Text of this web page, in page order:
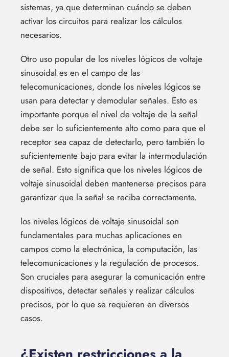
sistemas, ya que determinan cuándo se deben
activar los circuitos para realizar los cálculos
necesarios.
Otro uso popular de los niveles lógicos de voltaje
sinusoidal es en el campo de las
telecomunicaciones, donde los niveles lógicos se
usan para detectar y demodular señales. Esto es
importante porque el nivel de voltaje de la señal
debe ser lo suficientemente alto como para que el
receptor sea capaz de detectarlo, pero también lo
suficientemente bajo para evitar la intermodulación
de señal. Esto significa que los niveles lógicos de
voltaje sinusoidal deben mantenerse precisos para
garantizar que la señal se reciba correctamente.
los niveles lógicos de voltaje sinusoidal son
fundamentales para muchas aplicaciones en
campos como la electrónica, la computación, las
telecomunicaciones y la regulación de procesos.
Son cruciales para asegurar la comunicación entre
dispositivos, detectar señales y realizar cálculos
precisos, por lo que se requieren en diversos
casos.